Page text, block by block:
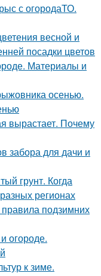
с огородаТО.
весной и
посадки цветов
Материалы и
осенью.
вырастает. Почему
забора для дачи и
грунт. Когда
регионах
подзимних
огороде.
к зиме.